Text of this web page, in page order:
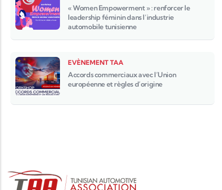
« Women Empowerment » : renforcer le
leadership féminin dans l’industrie
automobile tunisienne
EVÈNEMENT TAA
Accords commerciaux avec l’Union
européenne et règles d’origine